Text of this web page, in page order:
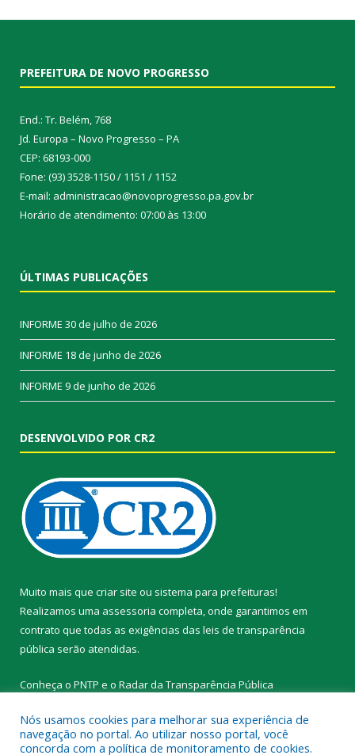
PREFEITURA DE NOVO PROGRESSO
End.: Tr. Belém, 768
Jd. Europa – Novo Progresso – PA
CEP: 68193-000
Fone: (93) 3528-1150 / 1151 / 1152
E-mail: administracao@novoprogresso.pa.gov.br
Horário de atendimento: 07:00 às 13:00
ÚLTIMAS PUBLICAÇÕES
INFORME 30 de julho de 2026
INFORME 18 de junho de 2026
INFORME 9 de junho de 2026
DESENVOLVIDO POR CR2
Muito mais que criar site ou sistema para prefeituras!
Realizamos uma assessoria completa, onde garantimos em
contrato que todas as exigências das leis de transparência
pública serão atendidas.
Conheça o PNTP e o Radar da Transparência Pública
Nós usamos cookies para melhorar sua experiência de
navegação no portal. Ao utilizar nosso portal, você
concorda com a política de monitoramento de cookies.